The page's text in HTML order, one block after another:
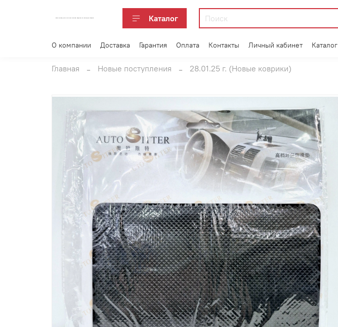
Каталог
О компании Доставка Гарантия Оплата Контакты Личный кабинет Каталог
Главная Новые поступления 28.01.25 г. (Новые коврики)